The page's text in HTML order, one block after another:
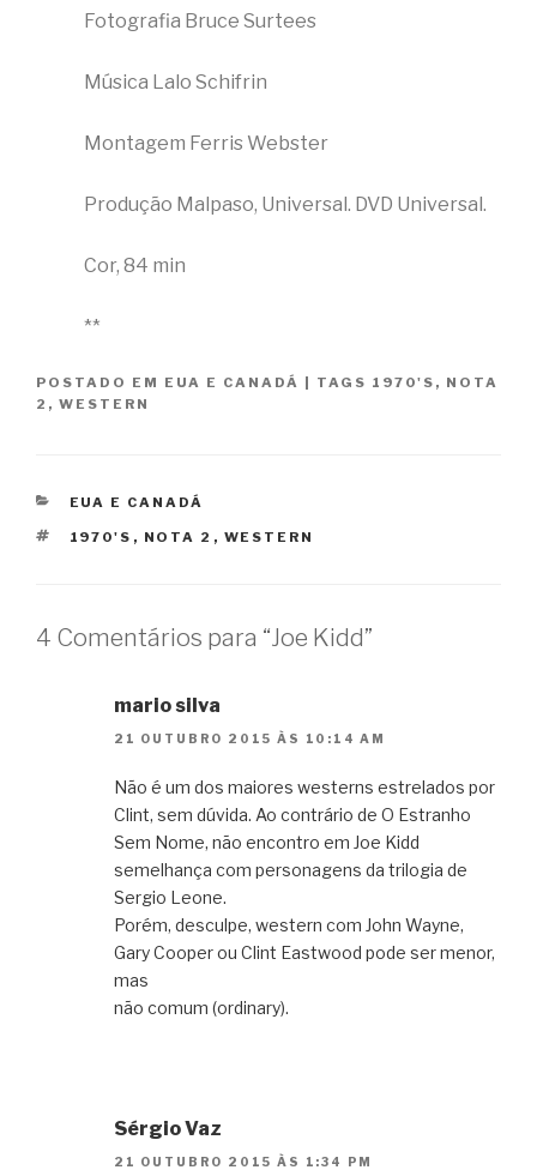
Fotografia Bruce Surtees
Música Lalo Schifrin
Montagem Ferris Webster
Produção Malpaso, Universal. DVD Universal.
Cor, 84 min
**
POSTADO EM EUA E CANADÁ | TAGS 1970'S , NOTA
2 , WESTERN
CATEGORIAS
EUA E CANADÁ
TAGS
1970'S , NOTA 2 , WESTERN
4 Comentários para “Joe Kidd”
mario silva
21 OUTUBRO 2015 ÀS 10:14 AM
Não é um dos maiores westerns estrelados por
Clint, sem dúvida. Ao contrário de O Estranho
Sem Nome, não encontro em Joe Kidd
semelhança com personagens da trilogia de
Sergio Leone.
Porém, desculpe, western com John Wayne,
Gary Cooper ou Clint Eastwood pode ser menor,
mas
não comum (ordinary).
Sérgio Vaz
21 OUTUBRO 2015 ÀS 1:34 PM